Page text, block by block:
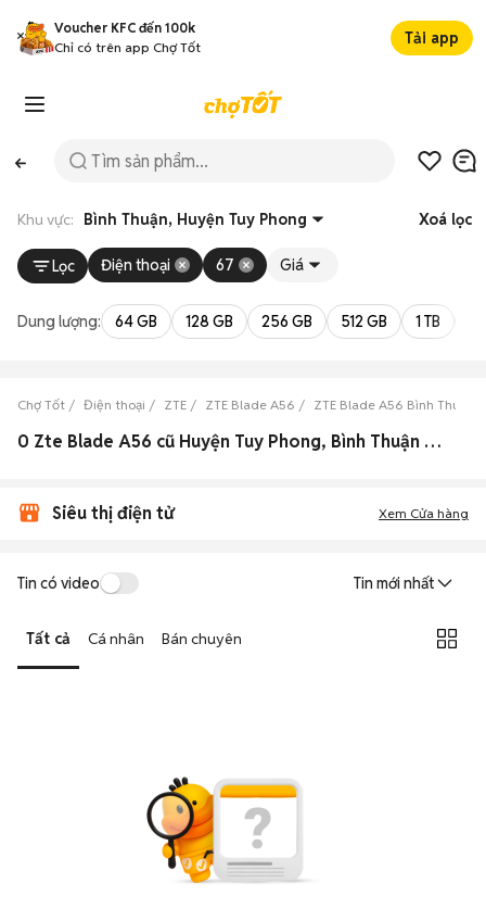
Voucher KFC đến 100k
Chỉ có trên app Chợ Tốt
Tải app
Khu vực: Bình Thuận, Huyện Tuy Phong Xoá lọc
Lọc Điện thoại 67 Giá
Dung lượng: 64 GB 128 GB 256 GB 512 GB 1 TB
Chợ Tốt Điện thoại ZTE ZTE Blade A56 ZTE Blade A56 Bình Thuận
0 Zte Blade A56 cũ Huyện Tuy Phong, Bình Thuận đẹp
Siêu thị điện tử Xem Cửa hàng
Tin có video Tin mới nhất
Tất cả Cá nhân Bán chuyên